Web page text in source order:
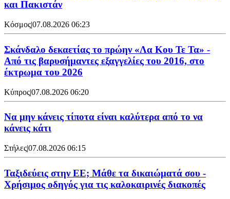
και Πακιστάν
Κόσμος|07.08.2026 06:23
Σκάνδαλο δεκαετίας το πρώην «Λα Κου Τε Τα» -
Από τις βαρυσήμαντες εξαγγελίες του 2016, στο
έκτρωμα του 2026
Κύπρος|07.08.2026 06:20
Να μην κάνεις τίποτα είναι καλύτερα από το να
κάνεις κάτι
Στήλες|07.08.2026 06:15
Ταξιδεύεις στην ΕΕ; Μάθε τα δικαιώματά σου -
Χρήσιμος οδηγός για τις καλοκαιρινές διακοπές